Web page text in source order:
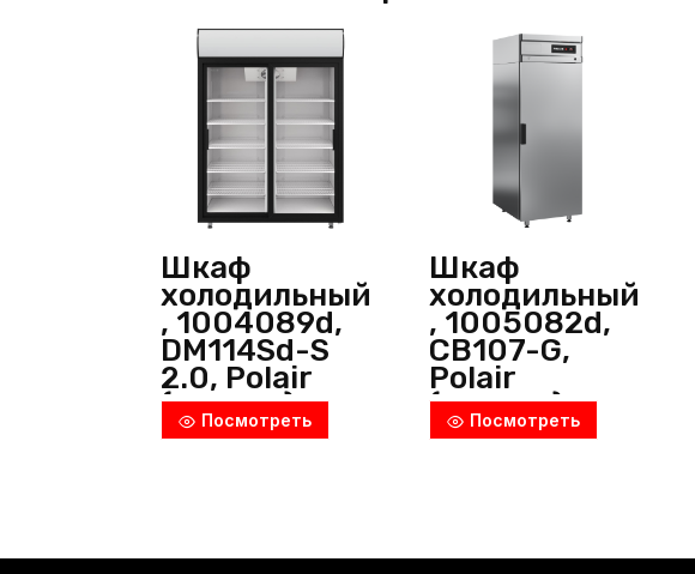
Шкаф
холодильный
, 1004089d,
DM114Sd-S
2.0, Polair
(Россия)
Посмотреть
Шкаф
холодильный
, 1005082d,
CB107-G,
Polair
(Россия)
Посмотреть